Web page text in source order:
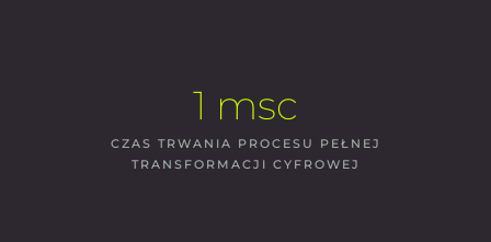
1 msc
CZAS TRWANIA PROCESU PEŁNEJ
TRANSFORMACJI CYFROWEJ